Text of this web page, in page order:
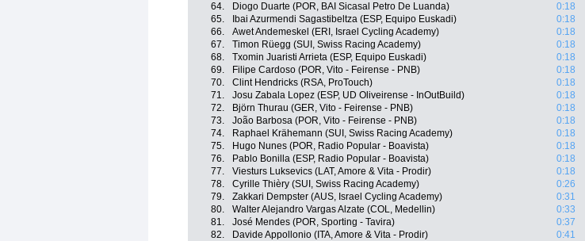
64.
Diogo Duarte (POR, BAI Sicasal Petro De Luanda)
0:18
65.
Ibai Azurmendi Sagastibeltza (ESP, Equipo Euskadi)
0:18
66.
Awet Andemeskel (ERI, Israel Cycling Academy)
0:18
67.
Timon Rüegg (SUI, Swiss Racing Academy)
0:18
68.
Txomin Juaristi Arrieta (ESP, Equipo Euskadi)
0:18
69.
Filipe Cardoso (POR, Vito - Feirense - PNB)
0:18
70.
Clint Hendricks (RSA, ProTouch)
0:18
71.
Josu Zabala Lopez (ESP, UD Oliveirense - InOutBuild)
0:18
72.
Björn Thurau (GER, Vito - Feirense - PNB)
0:18
73.
João Barbosa (POR, Vito - Feirense - PNB)
0:18
74.
Raphael Krähemann (SUI, Swiss Racing Academy)
0:18
75.
Hugo Nunes (POR, Radio Popular - Boavista)
0:18
76.
Pablo Bonilla (ESP, Radio Popular - Boavista)
0:18
77.
Viesturs Luksevics (LAT, Amore & Vita - Prodir)
0:18
78.
Cyrille Thièry (SUI, Swiss Racing Academy)
0:26
79.
Zakkari Dempster (AUS, Israel Cycling Academy)
0:31
80.
Walter Alejandro Vargas Alzate (COL, Medellin)
0:33
81.
José Mendes (POR, Sporting - Tavira)
0:37
82.
Davide Appollonio (ITA, Amore & Vita - Prodir)
0:41